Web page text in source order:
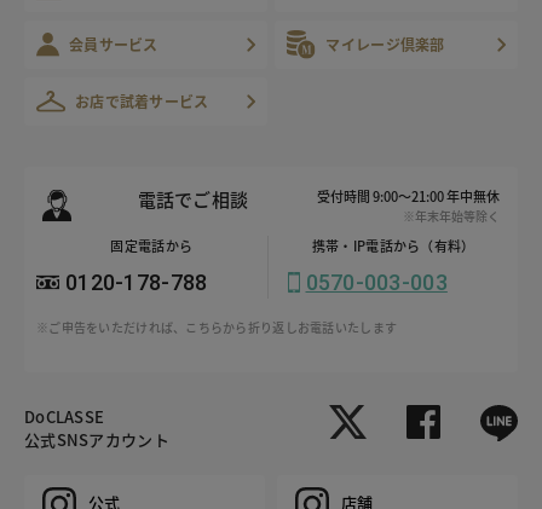
会員サービス マイレージ倶楽部
お店で試着サービス
電話でご相談 受付時間 9:00～21:00 年中無休
※年末年始等除く
固定電話から
0120-178-788
携帯・IP電話から（有料）
0570-003-003
※ご申告をいただければ、こちらから折り返しお電話いたします
DoCLASSE
公式SNSアカウント
公式 店舗